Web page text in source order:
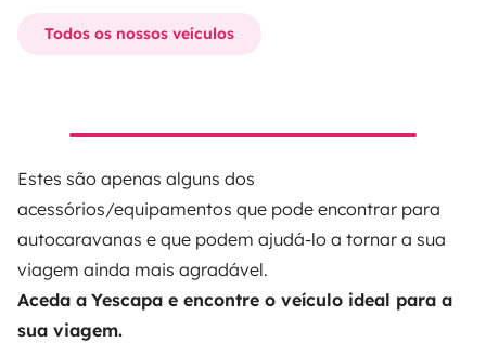
Todos os nossos veículos
Estes são apenas alguns dos
acessórios/equipamentos que pode encontrar para
autocaravanas e que podem ajudá-lo a tornar a sua
viagem ainda mais agradável.
Aceda a Yescapa e encontre o veículo ideal para a
sua viagem.